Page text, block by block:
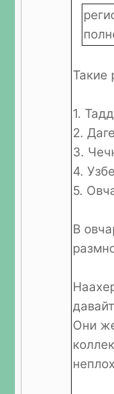
Такие
1.
2.
3.
4.
5.
В
Они